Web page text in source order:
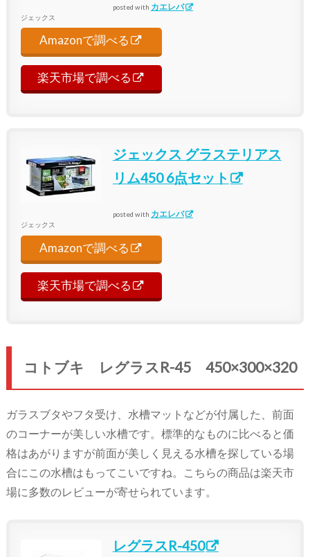
posted with カエレバ
ジェックス
Amazonで調べる
楽天市場で調べる
ジェックス グラステリアス
リム450 6点セット
posted with カエレバ
ジェックス
Amazonで調べる
楽天市場で調べる
コトブキ レグラスR-45 450×300×320
ガラスブタやフタ受け、水槽マットなどが付属した、前面
のコーナーが美しい水槽です。標準的なものに比べると価
格はあがりますが前面が美しく見える水槽を探している場
合にこの水槽はもってこいですね。こちらの商品は楽天市
場に多数のレビューが寄せられています。
レグラスR-450